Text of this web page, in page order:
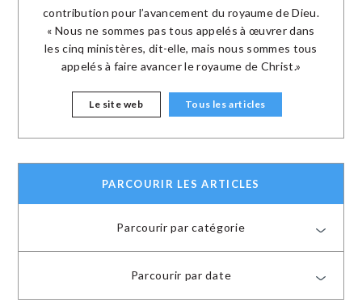
contribution pour l’avancement du royaume de Dieu.
« Nous ne sommes pas tous appelés à œuvrer dans
les cinq ministères, dit-elle, mais nous sommes tous
appelés à faire avancer le royaume de Christ.»
Le site web Tous les articles
PARCOURIR LES ARTICLES
Parcourir par catégorie
Parcourir par date